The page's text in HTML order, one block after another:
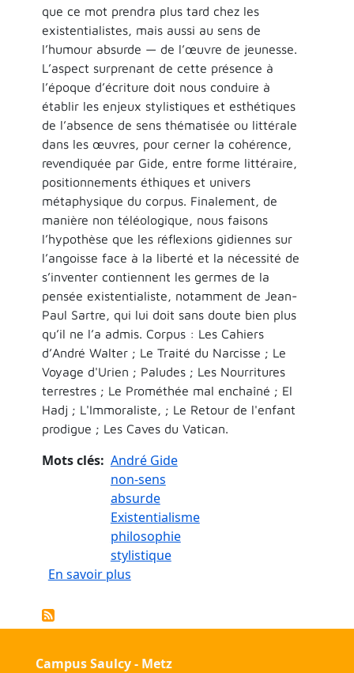
que ce mot prendra plus tard chez les
existentialistes, mais aussi au sens de
l’humour absurde — de l’œuvre de jeunesse.
L’aspect surprenant de cette présence à
l’époque d’écriture doit nous conduire à
établir les enjeux stylistiques et esthétiques
de l’absence de sens thématisée ou littérale
dans les œuvres, pour cerner la cohérence,
revendiquée par Gide, entre forme littéraire,
positionnements éthiques et univers
métaphysique du corpus. Finalement, de
manière non téléologique, nous faisons
l’hypothèse que les réflexions gidiennes sur
l’angoisse face à la liberté et la nécessité de
s’inventer contiennent les germes de la
pensée existentialiste, notamment de Jean-
Paul Sartre, qui lui doit sans doute bien plus
qu’il ne l’a admis. Corpus : Les Cahiers
d’André Walter ; Le Traité du Narcisse ; Le
Voyage d'Urien ; Paludes ; Les Nourritures
terrestres ; Le Prométhée mal enchaîné ; El
Hadj ; L'Immoraliste, ; Le Retour de l'enfant
prodigue ; Les Caves du Vatican.
Mots clés
André Gide
non-sens
absurde
Existentialisme
philosophie
stylistique
En savoir plussur Non-sens et absurde chez
Campus Saulcy - Metz